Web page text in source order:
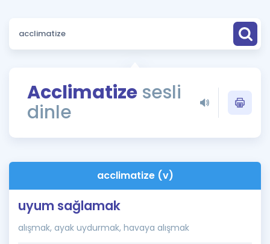
ÖSYM Sınav Takvimi
Kampanyalar
İngilizce Gramer
Acclimatize sesli
dinle
acclimatize (v)
uyum sağlamak
alışmak, ayak uydurmak, havaya alışmak